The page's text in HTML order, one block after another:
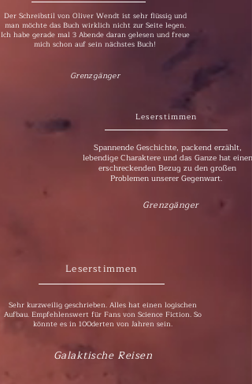
Der Schreibstil von Oliver Wendt ist sehr flüssig und
man möchte das Buch wirklich nicht zur Seite legen.
Ich habe gerade mal 3 Abende daran gelesen und freue
mich schon auf sein nächstes Buch!
Grenzgänger
Leserstimmen
Spannende Geschichte, packend erzählt,
lebendige Charaktere und das Ganze hat einen
erschreckenden Bezug zu den großen
Problemen unserer Gegenwart.
Grenzgänger
Leserstimmen
Sehr kurzweilig geschrieben. Alles hat einen logischen
Aufbau. Empfehlenswert für Fans von Science Fiction. So
könnte es in 100derten von Jahren sein.
Galaktische Reisen